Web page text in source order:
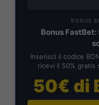
BONUS
Bonus
Inserisci il codice
ricevi il 50%
50€ di